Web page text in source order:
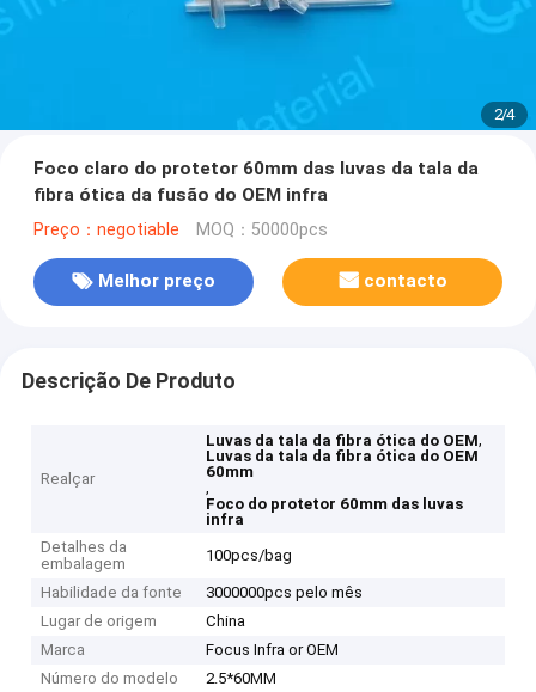
2/4
Foco claro do protetor 60mm das luvas da tala da
fibra ótica da fusão do OEM infra
Preço：negotiable MOQ：50000pcs
Melhor preço contacto
Descrição De Produto
Realçar
Luvas da tala da fibra ótica do OEM,
Luvas da tala da fibra ótica do OEM
60mm
,
Foco do protetor 60mm das luvas
infra
Detalhes da
embalagem
100pcs/bag
Habilidade da fonte
3000000pcs pelo mês
Lugar de origem
China
Marca
Focus Infra or OEM
Número do modelo
2.5*60MM